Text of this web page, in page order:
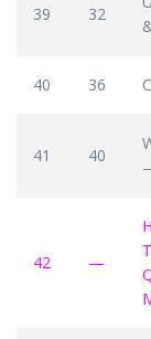
39 32
40 36
41 40
42 —